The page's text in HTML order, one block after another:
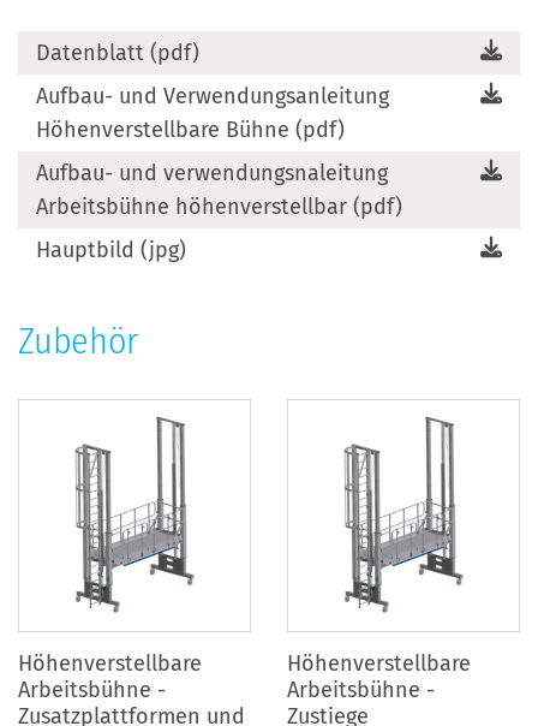
Datenblatt (pdf)
Aufbau- und Verwendungsanleitung
Höhenverstellbare Bühne (pdf)
Aufbau- und verwendungsnaleitung
Arbeitsbühne höhenverstellbar (pdf)
Hauptbild (jpg)
Zubehör
Höhenverstellbare
Arbeitsbühne -
Zusatzplattformen und
Höhenverstellbare
Arbeitsbühne -
Zustiege